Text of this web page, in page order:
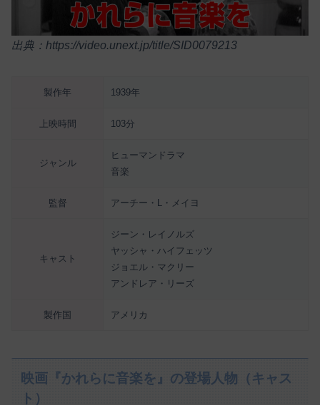
出典：https://video.unext.jp/title/SID0079213
製作年 1939年
上映時間 103分
ジャンル
ヒューマンドラマ
音楽
監督 アーチー・L・メイヨ
キャスト
ジーン・レイノルズ
ヤッシャ・ハイフェッツ
ジョエル・マクリー
アンドレア・リーズ
製作国 アメリカ
映画『かれらに音楽を』の登場人物（キャス
ト）